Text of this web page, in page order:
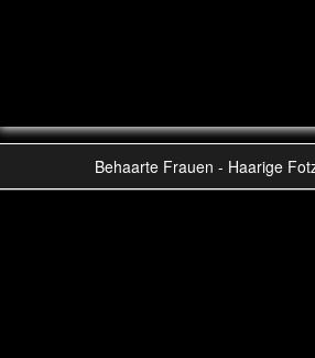
Behaarte Frauen - Haarige